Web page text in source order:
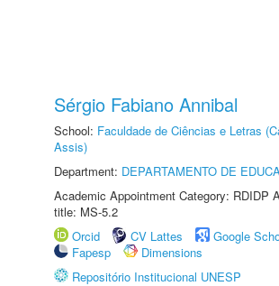
Sérgio Fabiano Annibal
School: Faculdade de Ciências e Letras
Assis)
Department: DEPARTAMENTO DE
Academic Appointment Category: RDIDP
title: MS-5.2
Orcid
CV Lattes
Google
Fapesp
Dimensions
Repositório Institucional UNESP